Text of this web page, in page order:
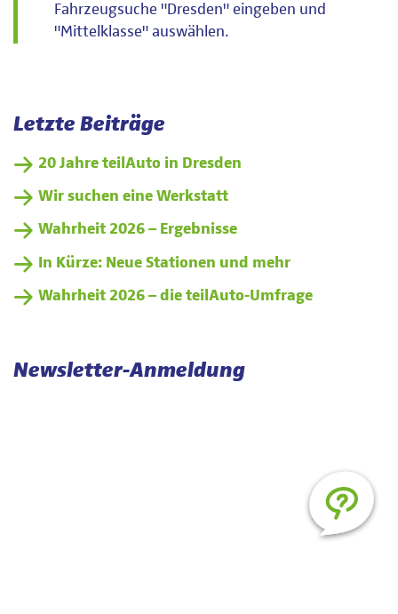
Fahrzeugsuche "Dresden" eingeben und
"Mittelklasse" auswählen.
Letzte Beiträge
20 Jahre teilAuto in Dresden
Wir suchen eine Werkstatt
Wahrheit 2026 – Ergebnisse
In Kürze: Neue Stationen und mehr
Wahrheit 2026 – die teilAuto-Umfrage
Newsletter-Anmeldung